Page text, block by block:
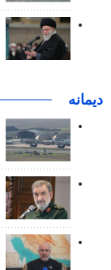
دیمانە